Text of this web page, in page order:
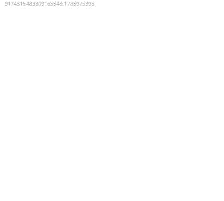
9174315483309165548:1785975395